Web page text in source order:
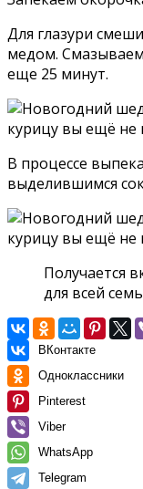
Для глазури
медом.
еще 25 минут.
В процессе
выделившимся
Получается
для всей
ВКонтакте
Одноклассники
Pinterest
Viber
WhatsApp
Telegram